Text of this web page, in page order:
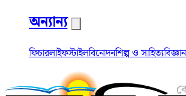
অন্যান্য
ফিচারলাইফস্টাইলবিনোদনশিল্প ও সাহিত্য